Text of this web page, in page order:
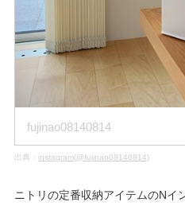
fujinao08140814
出典： instagram(@fujinao08140814)
ニトリの定番収納アイテムのNイ